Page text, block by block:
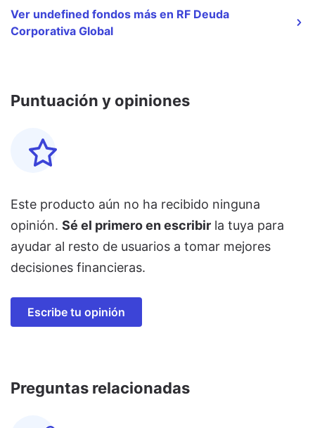
Ver undefined fondos más en RF Deuda
Corporativa Global
Puntuación y opiniones
Este producto aún no ha recibido ninguna
opinión. Sé el primero en escribir la tuya para
ayudar al resto de usuarios a tomar mejores
decisiones financieras.
Escribe tu opinión
Preguntas relacionadas